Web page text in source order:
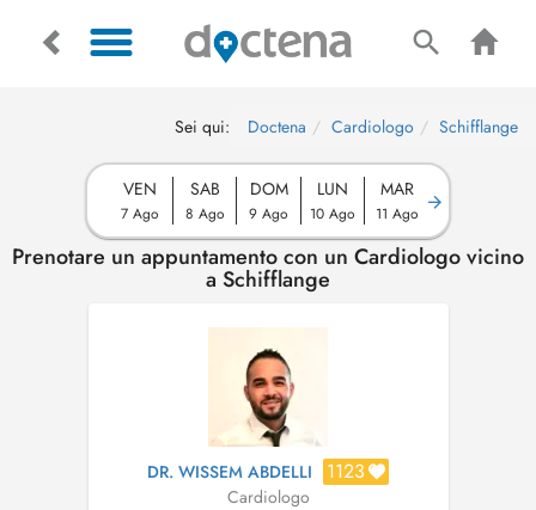
Sei qui: Doctena Cardiologo Schifflange
VEN
7 Ago
SAB
8 Ago
DOM
9 Ago
LUN
10 Ago
MAR
11 Ago
Prenotare un appuntamento con un Cardiologo vicino
a Schifflange
DR. WISSEM ABDELLI 1123
Cardiologo